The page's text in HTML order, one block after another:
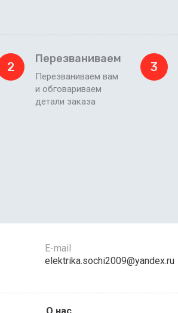
2
Перезваниваем
Перезваниваем вам
и обговариваем
детали заказа
3
E-mail
elektrika.sochi2009@yandex.ru